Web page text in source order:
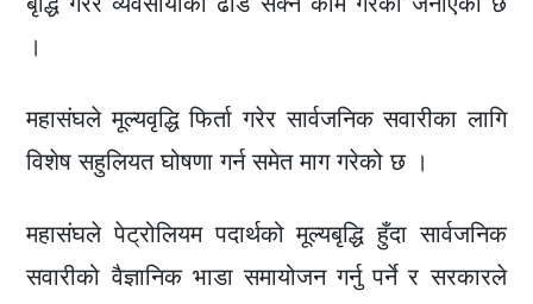
।
महासंघले मूल्यवृद्धि फिर्ता गरेर सार्वजनिक सवारीका लागि
विशेष सहुलियत घोषणा गर्न समेत माग गरेको छ ।
महासंघले पेट्रोलियम पदार्थको मूल्यबृद्धि हुँदा सार्वजनिक
सवारीको वैज्ञानिक भाडा समायोजन गर्नु पर्ने र सरकारले